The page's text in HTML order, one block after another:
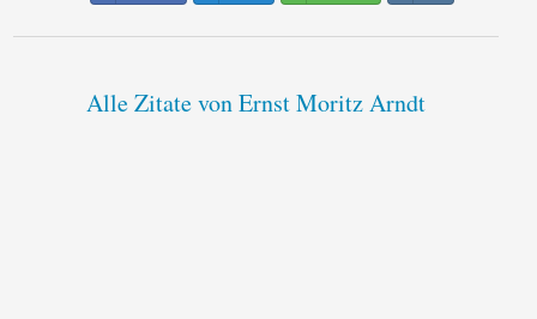
Alle Zitate von Ernst Moritz Arndt